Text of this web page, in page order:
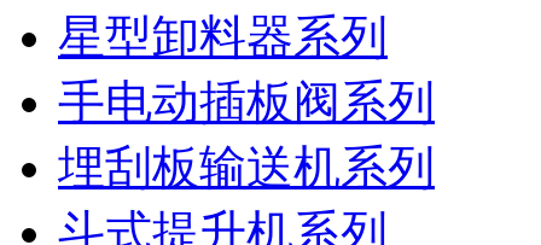
星型卸料器系列
手电动插板阀系列
埋刮板输送机系列
斗式提升机系列